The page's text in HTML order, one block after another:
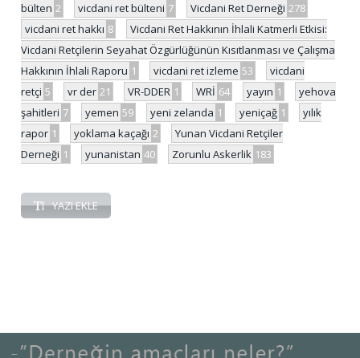
bülten 2 vicdani ret bülteni 7 Vicdani Ret Derneği 278
vicdani ret hakkı 8
Vicdani Ret Hakkının İhlali Katmerli Etkisi:
Vicdani Retçilerin Seyahat Özgürlüğünün Kısıtlanması ve Çalışma
Hakkının İhlali Raporu 1 vicdani ret izleme 53
vicdani
retçi 5 vr der 21 VR-DDER 1 WRİ 64 yayın 1
yehova
şahitleri 7 yemen 59 yeni zelanda 1 yeniçağ 1
yılık
rapor 1 yoklama kaçağı 2
Yunan Vicdani Retçiler
Derneği 1 yunanistan 40 Zorunlu Askerlik 183
YAZI EKLE